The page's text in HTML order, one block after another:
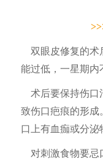
双眼皮修复的术
能过低，一星期内
术后要保持伤口
致伤口疤痕的形成
口上有血痂或分泌
对刺激食物要忌